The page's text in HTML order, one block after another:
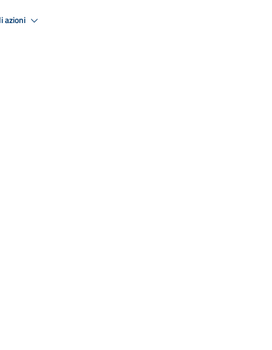
azioni